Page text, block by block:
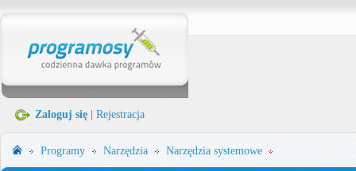
Zaloguj się Rejestracja
Programy Narzędzia Narzędzia systemowe